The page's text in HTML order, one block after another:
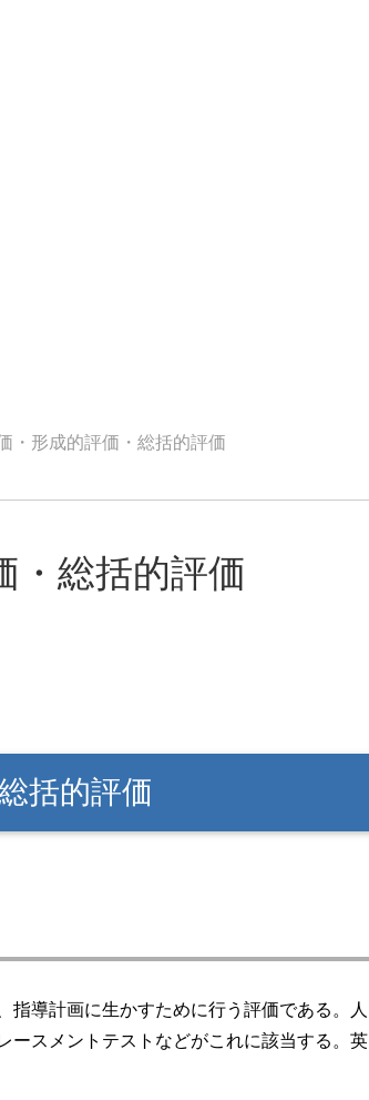
・形成的評価・総括的評価
・総括的評価
括的評価
指導計画に生かすために行う評価である。人
ースメントテストなどがこれに該当する。英